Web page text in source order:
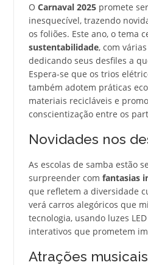
O Carnaval 2025promete
inesquecível, trazendo
os foliões. Este ano, o tema
sustentabilidade, com
dedicando seus desfiles a
Espera-se que os trios
também adotem práticas
materiais recicláveis e
conscientização entre os
Novidades nos
As escolas de samba estão
surpreender com fantasias
que refletem a diversidade
verá carros alegóricos que
tecnologia, usando luzes
interativos que prometem
Atrações musicais